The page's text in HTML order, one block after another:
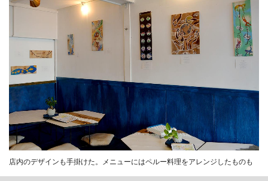
店内のデザインも手掛けた。メニューにはペルー料理をアレンジしたものも